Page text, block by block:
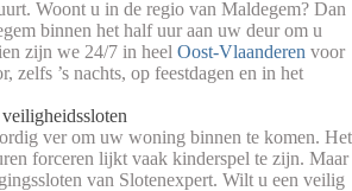
Woont u in de regio van Maldegem? Dan
binnen het half uur aan uw deur om u
zijn we 24/7 in heel Oost-Vlaanderen voor
zelfs ’s nachts, op feestdagen en in het
ver om uw woning binnen te komen. Het
forceren lijkt vaak kinderspel te zijn. Maar
van Slotenexpert. Wilt u een veilig